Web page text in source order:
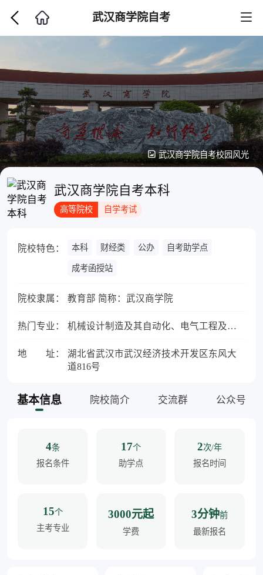
武汉商学院自考
武汉商学院自考校园风光
武汉商学院自考本科
高等院校 自学考试
院校特色： 本科 财经类 公办 自考助学点
成考函授站
院校隶属： 教育部 简称：武汉商学院
热门专业： 机械设计制造及其自动化、电气工程及其自动化、计算机科学与技术
地 址：
湖北省武汉市武汉经济技术开发区东风大
道816号
基本信息 院校简介 交流群 公众号
4条
报名条件
17个
助学点
2次/年
报名时间
15个
主考专业
3000元起
学费
3分钟前
最新报名